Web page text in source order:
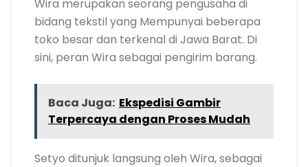
Wira merupakan seorang pengusaha di
bidang tekstil yang Mempunyai beberapa
toko besar dan terkenal di Jawa Barat. Di
sini, peran Wira sebagai pengirim barang.
Baca Juga: Ekspedisi Gambir
Terpercaya dengan Proses Mudah
Setyo ditunjuk langsung oleh Wira, sebagai